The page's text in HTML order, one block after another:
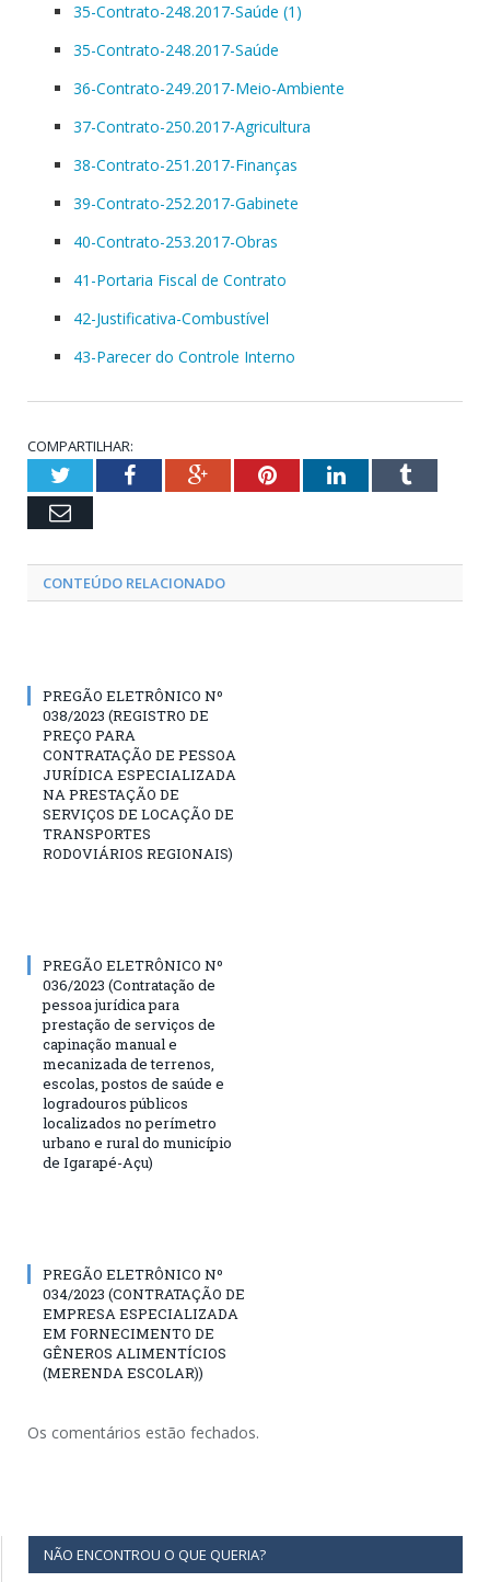
35-Contrato-248.2017-Saúde (1)
35-Contrato-248.2017-Saúde
36-Contrato-249.2017-Meio-Ambiente
37-Contrato-250.2017-Agricultura
38-Contrato-251.2017-Finanças
39-Contrato-252.2017-Gabinete
40-Contrato-253.2017-Obras
41-Portaria Fiscal de Contrato
42-Justificativa-Combustível
43-Parecer do Controle Interno
COMPARTILHAR:
TwitterFacebookGoogle+PinterestLinkedInTumblr
Email
CONTEÚDO RELACIONADO
PREGÃO ELETRÔNICO Nº
038/2023 (REGISTRO DE
PREÇO PARA
CONTRATAÇÃO DE PESSOA
JURÍDICA ESPECIALIZADA
NA PRESTAÇÃO DE
SERVIÇOS DE LOCAÇÃO DE
TRANSPORTES
RODOVIÁRIOS REGIONAIS)
PREGÃO ELETRÔNICO Nº
036/2023 (Contratação de
pessoa jurídica para
prestação de serviços de
capinação manual e
mecanizada de terrenos,
escolas, postos de saúde e
logradouros públicos
localizados no perímetro
urbano e rural do município
de Igarapé-Açu)
PREGÃO ELETRÔNICO Nº
034/2023 (CONTRATAÇÃO DE
EMPRESA ESPECIALIZADA
EM FORNECIMENTO DE
GÊNEROS ALIMENTÍCIOS
(MERENDA ESCOLAR))
Os comentários estão fechados.
NÃO ENCONTROU O QUE QUERIA?